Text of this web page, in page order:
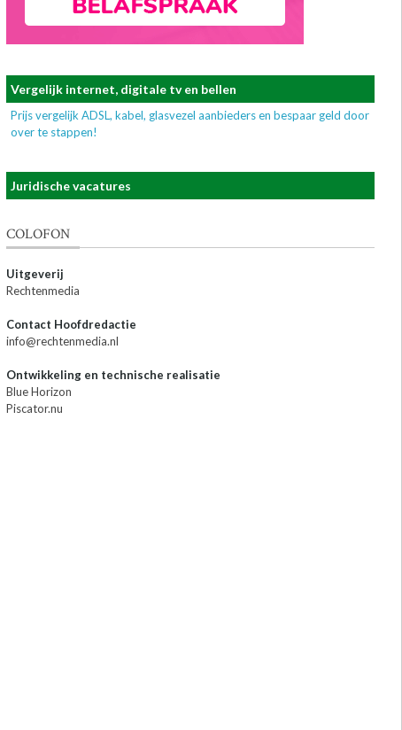
Vergelijk internet, digitale tv en bellen
Prijs vergelijk ADSL, kabel, glasvezel aanbieders en bespaar geld door
over te stappen!
Juridische vacatures
COLOFON
Uitgeverij
Rechtenmedia
Contact Hoofdredactie
info@rechtenmedia.nl
Ontwikkeling en technische realisatie
Blue Horizon
Piscator.nu